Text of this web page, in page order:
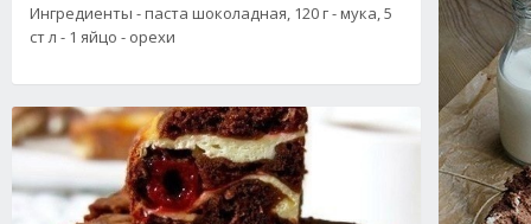
Ингредиенты - паста шоколадная, 120 г - мука, 5
ст л - 1 яйцо - орехи